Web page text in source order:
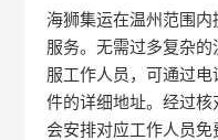
海狮集运在温州范围
服务。无需过多复杂
服工作人员，可通过
件的详细地址。经过核
会安排对应工作人员免